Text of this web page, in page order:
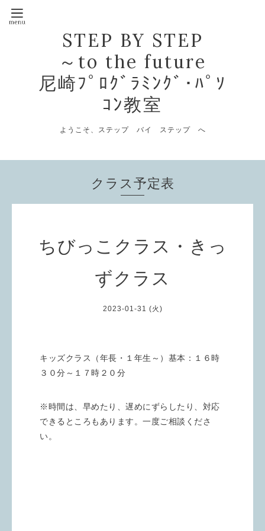
STEP BY STEP
～to the future
尼崎ﾌﾟﾛｸﾞﾗﾐﾝｸﾞ･ﾊﾟｿ
ｺﾝ教室
ようこそ、ステップ バイ ステップ へ
クラス予定表
ちびっこクラス・きっ
ずクラス
2023-01-31 (火)
キッズクラス（年長・１年生～）基本：１６時
３０分～１７時２０分
※時間は、早めたり、遅めにずらしたり、対応
できるところもあります。一度ご相談くださ
い。